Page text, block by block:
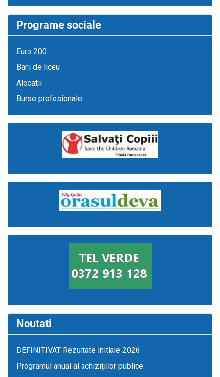
Programe sociale
Euro 200
Bani de liceu
Alocatii
Burse profesionale
Noutati
DEFINITIVAT Rezultate initiale 2026
Programul anual al achizițiilor publice